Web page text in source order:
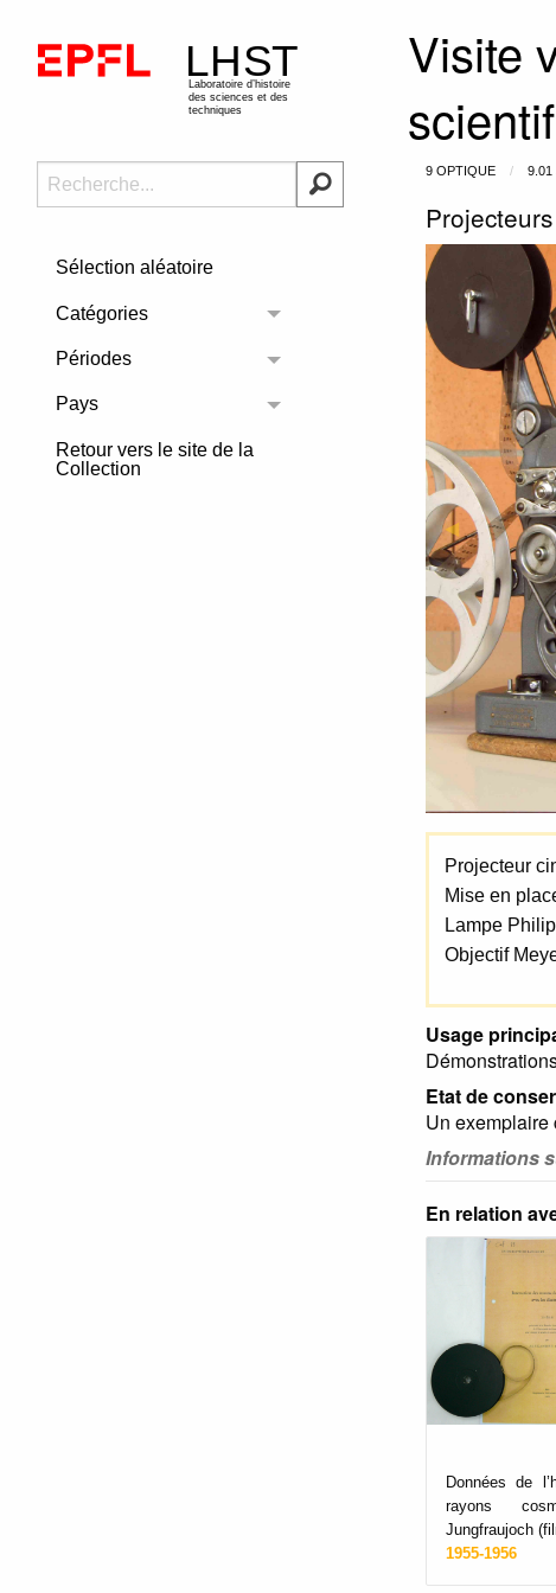
Visite
Sélection aléatoire
Catégories
Toggle menu
Périodes
Toggle menu
Pays
Toggle menu
Retour vers le site de la
Collection
9 OPTIQUE 9.01
Previous
◀︎
Projecteur
Mise en
Lampe
Objectif
Usage
Etat de
Un exemplaire
Informations
En relation
Données de
rayons
Jungfraujoch
1955-1956